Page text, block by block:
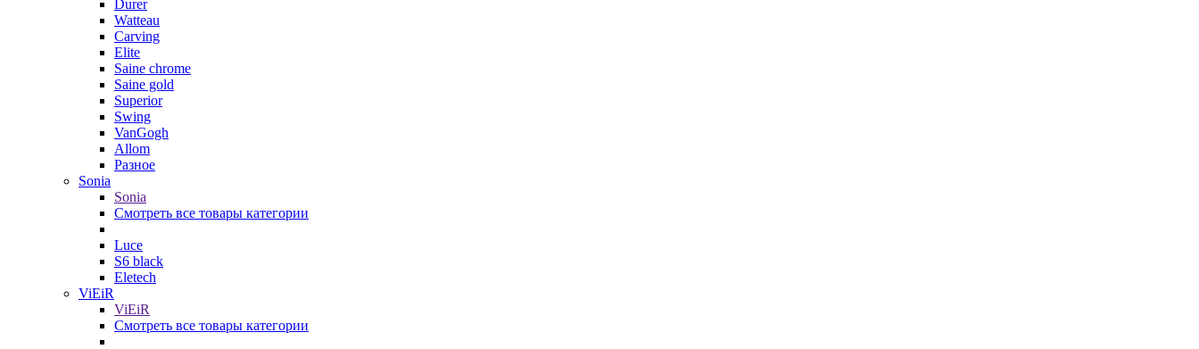
Durer
Watteau
Carving
Elite
Saine chrome
Saine gold
Superior
Swing
VanGogh
Allom
Разное
Sonia
Sonia
Смотреть все товары категории
Luce
S6 black
Eletech
ViEiR
ViEiR
Смотреть все товары категории